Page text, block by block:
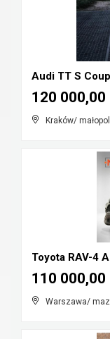
Audi TT S
Kraków/
120 000,00
Warszawa/
110 000,00